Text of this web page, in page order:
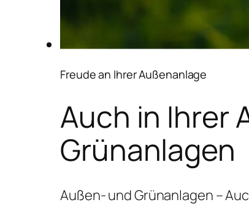
Freude an Ihrer Außenanlage
Auch in Ihrer
Grünanlagen
Außen- und Grünanlagen –